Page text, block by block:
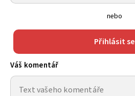
nebo
Přihlásit se
Váš komentář